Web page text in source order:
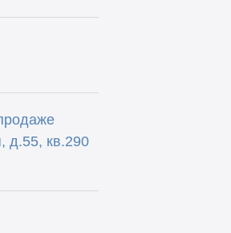
д.55, кв.290